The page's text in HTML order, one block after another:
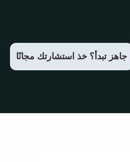
جاهز تبدأ؟ خذ استشارتك مجانًا